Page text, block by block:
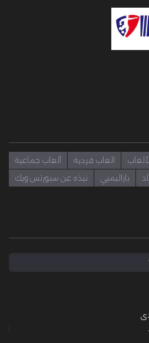
ألعاب جماعية العاب فردية
نبذه عن سبورتس ويك
باراليمبي